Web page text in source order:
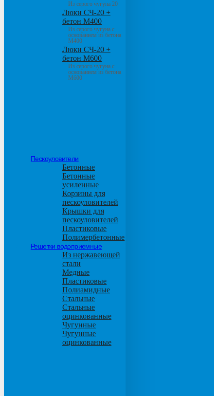
Из серого чугуна 20
Люки СЧ-20 +
бетон М400
Из серого чугуна с
основанием из бетона
М400
Люки СЧ-20 +
бетон М600
Из серого чугуна с
основанием из бетона
М600
Пескоуловители
Бетонные
Бетонные
усиленные
Корзины для
пескоуловителей
Крышки для
пескоуловителей
Пластиковые
Полимербетонные
Решетки водоприемные
Из нержавеющей
стали
Медные
Пластиковые
Полиамидные
Стальные
Стальные
оцинкованные
Чугунные
Чугунные
оцинкованные